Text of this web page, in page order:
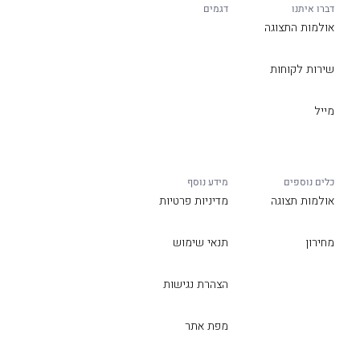
דברו איתנו
אולמות התצוגה
שירות לקוחות
מייל
דגמים
כלים נוספים
אולמות תצוגה
מחירון
מידע נוסף
מדיניות פרטיות
תנאי שימוש
הצהרת נגישות
מפת אתר